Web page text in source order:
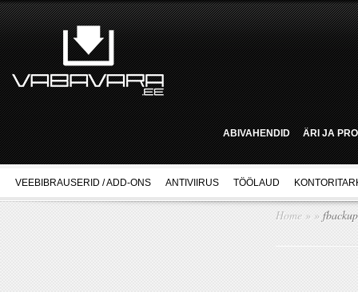
ABIVAHENDID ÄRI JA
VEEBIBRAUSERID / ADD-ONS ANTIVIIRUS TÖÖLAUD
Home » »